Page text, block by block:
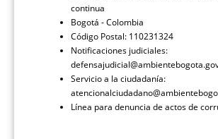
continua
Bogotá - Colombia
Código Postal: 110231324
Notificaciones judiciales:
Servicio a la ciudadanía:
Línea para denuncia de actos de